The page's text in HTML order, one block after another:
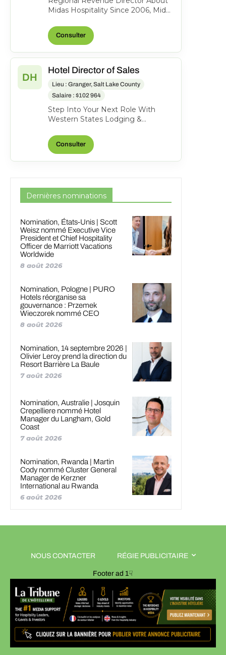
Midas Hospitality Since 2006, Midas
hotel management...
Consulter
DH
Hotel Director of Sales
Lieu : Granger, Salt Lake County
Salaire : $102 964
Step Into Your Next Role With
Western States Lodging &
Hotel Director of Sales in West...
Consulter
Dernières nominations
Nomination, États-Unis | Scott
Weisz nommé Executive Vice
President et Chief Hospitality
Officer de Marriott Vacations
Worldwide
8 août 2026
Nomination, Pologne | PURO
Hotels réorganise sa
gouvernance : Przemek
Wieczorek nommé CEO
8 août 2026
Nomination, 14 septembre 2026 |
Olivier Leroy prend la direction du
Resort Barrière La Baule
7 août 2026
Nomination, Australie | Josquin
Crepelliere nommé Hotel
Manager du Langham, Gold
Coast
7 août 2026
Nomination, Rwanda | Martin
Cody nommé Cluster General
Manager de Kerzner
International au Rwanda
6 août 2026
NOUS CONTACTER RÉGIE PUBLICITAIRE
Footer ad 1☟